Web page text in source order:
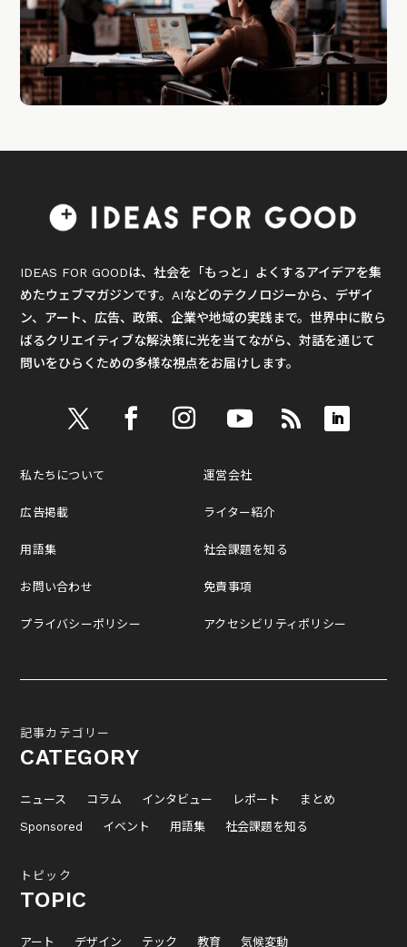
IDEAS FOR GOODは、社会を「もっと」よくするアイデアを集
めたウェブマガジンです。AIなどのテクノロジーから、デザイ
ン、アート、広告、政策、企業や地域の実践まで。世界中に散ら
ばるクリエイティブな解決策に光を当てながら、対話を通じて
問いをひらくための多様な視点をお届けします。
私たちについて
広告掲載
用語集
お問い合わせ
プライバシーポリシー
運営会社
ライター紹介
社会課題を知る
免責事項
アクセシビリティポリシー
記事カテゴリー
CATEGORY
ニュース コラム インタビュー レポート
まとめ
Sponsored
イベント 用語集 社会課題を知る
トピック
TOPIC
アート デザイン テック 教育 気候変動